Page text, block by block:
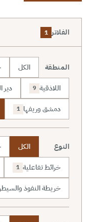
الفلاتر 1
المنطقة الكل
اللاذقية 9 دير
دمشق وريفها 1
النوع الكل
خرائط تفاعلية 1
خريطة النفوذ